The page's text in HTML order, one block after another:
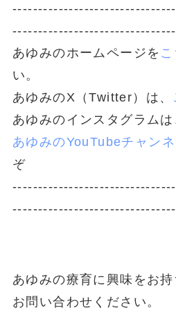
--------------------------------
あゆみのホームページを
い。
あゆみのX（Twitter）は、
あゆみのインスタグラムは
あゆみのYouTubeチャン
ぞ
--------------------------------
あゆみの療育に興味をお
お問い合わせください。